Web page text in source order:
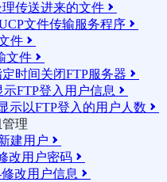
理传送进来的文件 
文件传输服务程序 
件 
文件 
定时间关闭FTP服务器 
FTP登入用户信息 
示以FTP登入的用户人数 
理
建用户 
改用户密码 
修改用户信息 